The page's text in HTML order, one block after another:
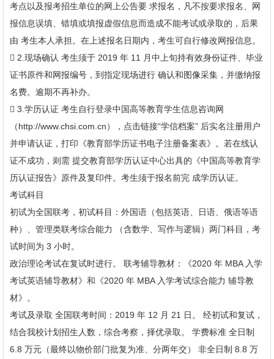
考点以及报考招生单位的网上公告要 求报名，凡不按要求报名、网
报信息误填、错填或填报虚假信息而造成不能考试或录取的，后果
由 考生本人承担。在上述报名日期内，考生可自行修改网报信息。
 2.现场确认 考生须于 2019 年 11 月中上旬持有效身份证件、毕业
证书原件和网报编号，到指定现场进行 确认和图像采集，并缴纳报
名费。逾期不再补办。
 3.学历认证 考生自行登录中国高等教育学生信息咨询网
（http://www.chsi.com.cn），点击链接“学信档案” 后实名注册用户
并申请认证，打印《教育部学历证书电子注册备案表》。若在线认
证不成功，则需 提交教育部学历认证中心出具的《中国高等教育学
历认证报告》原件及复印件。考生须于报名前完 成学历认证。
考试科目
初试为全国联考，初试科目：外国语（包括英语、日语、俄语等语
种）、管理类联考综合能力 （含数学、写作与逻辑）两门科目，考
试时间为 3 小时。
政治理论考试在复试时进行。 联考辅导教材：《2020 年 MBA 入学
考试英语辅导教材》和《2020 年 MBA 入学考试综合能力 辅导教
材》。
考试及录取 全国联考时间：2019 年 12 月 21 日。 经初试和复试，
结合我校计划招生人数，综合考察，择优录取。 学费标准 全日制
6.8 万元（最终以物价部门批复为准、分两年交） 非全日制 8.8 万